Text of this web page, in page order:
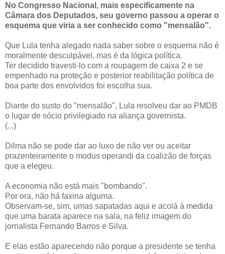
No Congresso Nacional, mais especificamente na
Câmara dos Deputados, seu governo passou a operar o
esquema que viria a ser conhecido como "mensalão".
Que Lula tenha alegado nada saber sobre o esquema não é
moralmente desculpável, mas é da lógica política.
Ter decidido travesti-lo com a roupagem de caixa 2 e se
empenhado na proteção e posterior reabilitação política de
boa parte dos envolvidos foi escolha sua.
Diante do susto do "mensalão", Lula resolveu dar ao PMDB
o lugar de sócio privilegiado na aliança governista.
(...)
Dilma não se pode dar ao luxo de não ver ou aceitar
prazenteiramente o modus operandi da coalizão de forças
que a elegeu.
A economia não está mais "bombando".
Por ora, não há faxina alguma.
Observam-se, sim, umas sapatadas aqui e acolá à medida
que uma barata aparece na sala, na feliz imagem do
jornalista Fernando Barros e Silva.
E elas estão aparecendo não porque a presidente se tenha